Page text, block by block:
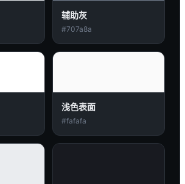
辅助灰
#707a8a
浅色表面
#fafafa